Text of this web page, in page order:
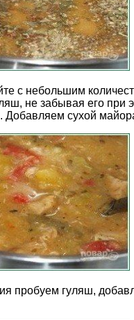
с небольшим
не забывая его при
Добавляем сухой
пробуем гуляш,